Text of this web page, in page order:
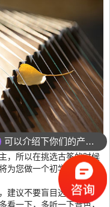
买什么古筝好”亦是备受
，所以在挑选古筝的时候
您做一个初学者选筝介
议不要盲目选择高价古
看一下，多听一下音色，
可以介绍下你们的产品么？